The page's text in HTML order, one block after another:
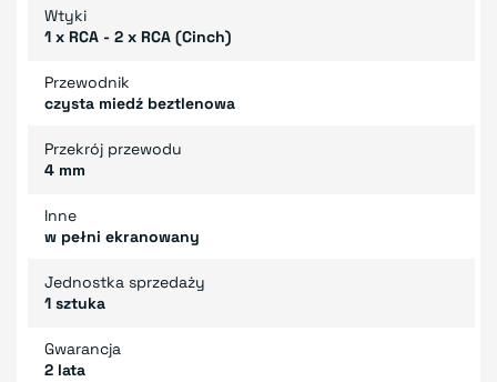
Wtyki
1 x RCA - 2 x RCA (Cinch)
Przewodnik
czysta miedź beztlenowa
Przekrój przewodu
4 mm
Inne
w pełni ekranowany
Jednostka sprzedaży
1 sztuka
Gwarancja
2 lata